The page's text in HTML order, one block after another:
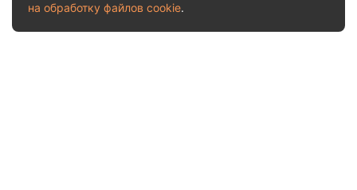
на обработку файлов cookie.